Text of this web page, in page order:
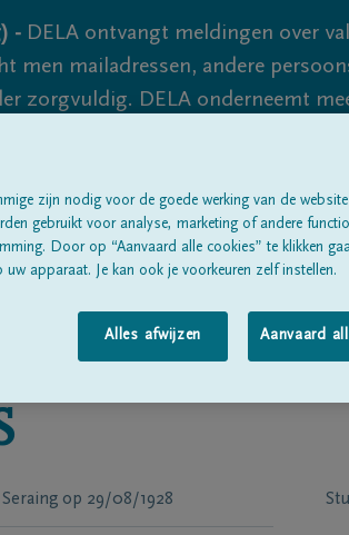
- DELA ontvangt meldingen over
men mailadressen, andere
zorgvuldig. DELA onderneemt
sluiten, dus blijf waakzaam.
Alle rouwberichten Over ons
Seraing op 29/08/1928
zijn nodig voor de goede werking van de
gebruikt voor analyse, marketing of andere
Door op “Aanvaard alle cookies” te klikken
apparaat. Je kan ook je voorkeuren zelf instellen.
Alles afwijzen Aanvaard